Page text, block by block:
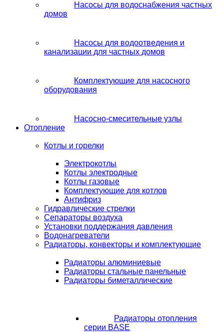
Насосы для водоснабжения частных
домов
Насосы для водоотведения и
канализации для частных домов
Комплектующие для насосного
оборудования
Насосно-смесительные узлы
Отопление
Котлы и горелки
Электрокотлы
Котлы электродные
Котлы газовые
Комплектующие для котлов
Антифриз
Гидравлические стрелки
Сепараторы воздуха
Установки поддержания давления
Водонагреватели
Радиаторы, конвекторы и комплектующие
Радиаторы алюминиевые
Радиаторы стальные панельные
Радиаторы биметаллические
Радиаторы отопления
серии BASE